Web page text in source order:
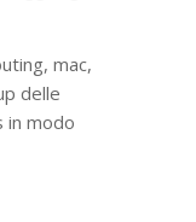
mac,
delle
in modo